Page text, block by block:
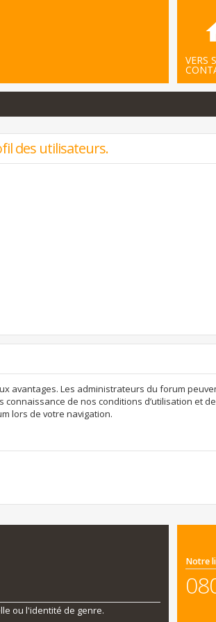
VERS
des utilisateurs.
avantages. Les administrateurs du forum
de nos conditions d’utilisation et
lors de votre navigation.
ou l'identité de genre.
Notre